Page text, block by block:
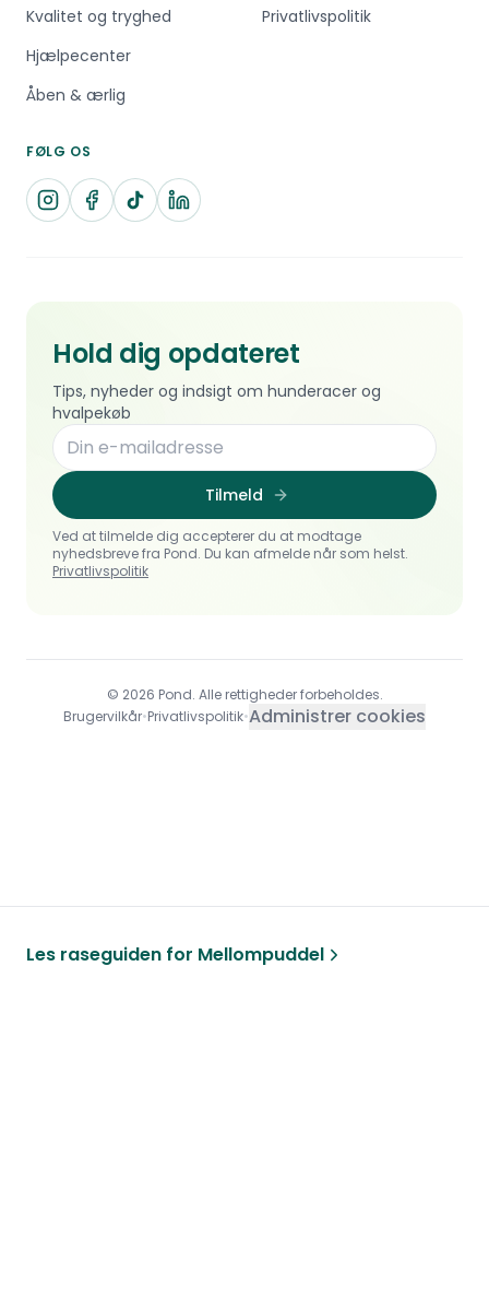
Kvalitet og tryghed
Hjælpecenter
Åben & ærlig
Privatlivspolitik
FØLG OS
Hold dig opdateret
Tips, nyheder og indsigt om hunderacer og
hvalpekøb
Tilmeld
Ved at tilmelde dig accepterer du at modtage
nyhedsbreve fra Pond. Du kan afmelde når som helst.
Privatlivspolitik
© 2026 Pond. Alle rettigheder forbeholdes.
Brugervilkår•Privatlivspolitik•Administrer cookies
Les raseguiden for Mellompuddel